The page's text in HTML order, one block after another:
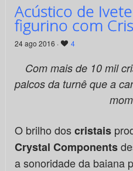
Acústico de
figurino com
24 ago 2016 · 4
Com mais de 10 mil
palcos da turnê que a
O brilho doscristais
Crystal Components
a sonoridade da baiana